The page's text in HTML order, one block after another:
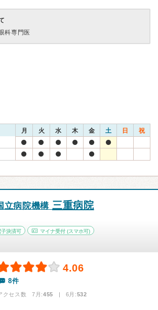
科専門医
月 火 水 木 金 土 日 祝
立病院機構 三重病院
子決済可 マイナ受付 (スマホ可)
4.06
8件
クセス数 7月:455 | 6月:532